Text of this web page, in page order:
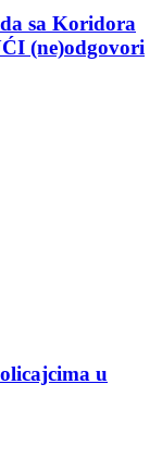
sa Koridora
(ne)odgovori
u